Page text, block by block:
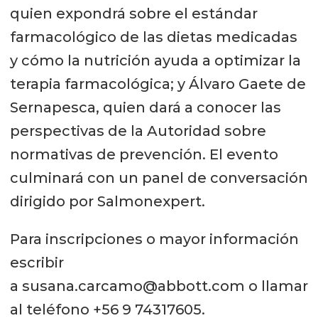
quien expondrá sobre el estándar
farmacológico de las dietas medicadas
y cómo la nutrición ayuda a optimizar la
terapia farmacológica; y Álvaro Gaete de
Sernapesca, quien dará a conocer las
perspectivas de la Autoridad sobre
normativas de prevención. El evento
culminará con un panel de conversación
dirigido por Salmonexpert.
Para inscripciones o mayor información
escribir
a susana.carcamo@abbott.com o llamar
al teléfono +56 9 74317605.